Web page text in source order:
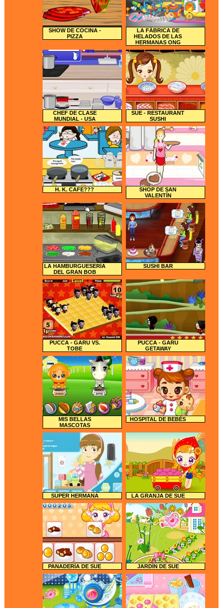
SHOW DE COCINA -
PIZZA
LA FÁBRICA DE
HELADOS DE LAS
HERMANAS ONG
CHEF DE CLASE
MUNDIAL - USA
SUE - RESTAURANT
SUSHI
H. K. CAFE???
SHOP DE SAN
VALENTÍN
LA HAMBURGUESERÍA
DEL GRAN BOB
SUSHI BAR
PUCCA - GARU VS.
TOBE
PUCCA - GARU
GETAWAY
MIS BELLAS
MASCOTAS
HOSPITAL DE BEBÉS
SUPER HERMANA LA GRANJA DE SUE
PANADERÍA DE SUE JARDÍN DE SUE